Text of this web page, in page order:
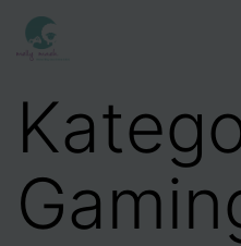
Zum
Inhalt